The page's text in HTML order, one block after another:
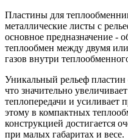
Пластины для
металлические листы с
основное предназначение -
теплообмен между двумя
газов внутри
Уникальный рельеф пластин
что значительно
теплопередачи и усиливает
этому в компактных
конструкцией достигается
при малых габаритах и весе.